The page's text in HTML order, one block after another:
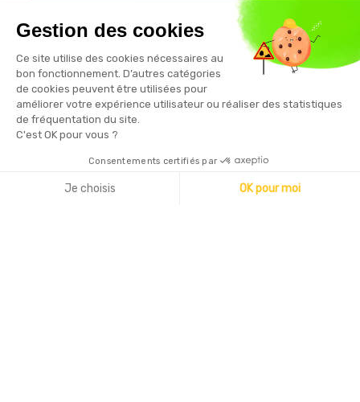
Vous pouvez vous désinscrire à tout moment en cliquant sur le
lien présent dans nos emails
Copyright © 2026 - Sécurama
Gestion des cookies
Ce site utilise des cookies nécessaires au
bon fonctionnement. D’autres catégories
de cookies peuvent être utilisées pour
améliorer votre expérience utilisateur ou réaliser des statistiques
de fréquentation du site.
C'est OK pour vous ?
Consentements certifiés par
Je choisis OK pour moi